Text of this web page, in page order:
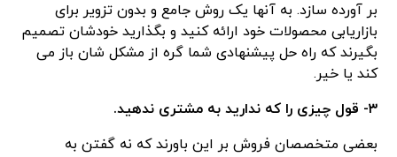
بر آورده سازد. به آنها یک روش جامع و بدون تزویر برای
بازاریابی محصولات خود ارائه کنید و بگذارید خودشان تصمیم
بگیرند که راه حل پیشنهادی شما گره از مشکل شان باز می
کند یا خیر.
۳- قول چیزی را که ندارید به مشتری ندهید.
بعضی متخصصان فروش بر این باورند که نه گفتن به